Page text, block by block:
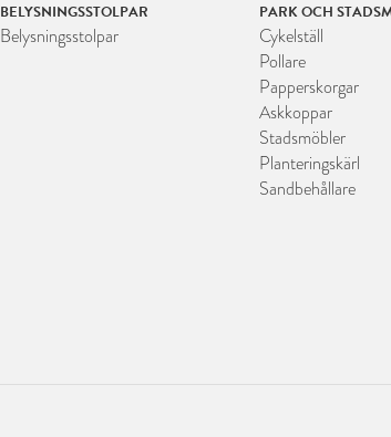
BELYSNINGSSTOLPAR
Belysningsstolpar
PARK OCH
Cykelställ
Pollare
Papperskorgar
Askkoppar
Stadsmöbler
Planteringskärl
Sandbehållare